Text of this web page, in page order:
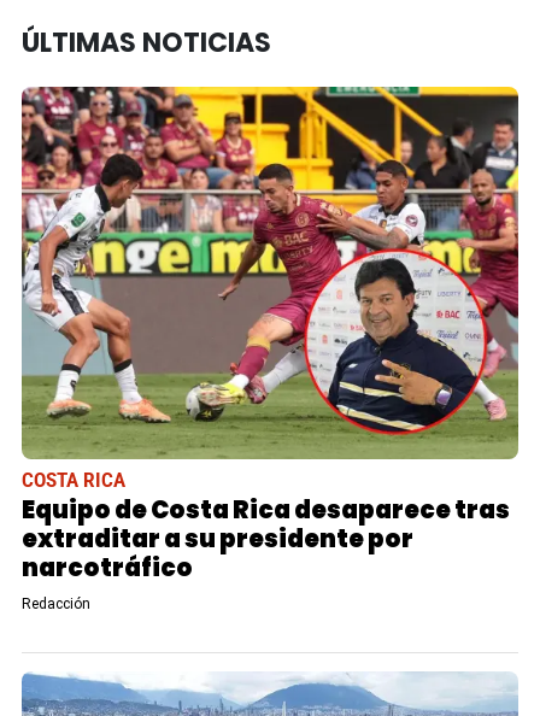
ÚLTIMAS NOTICIAS
COSTA RICA
Equipo de Costa Rica desaparece tras
extraditar a su presidente por
narcotráfico
Redacción